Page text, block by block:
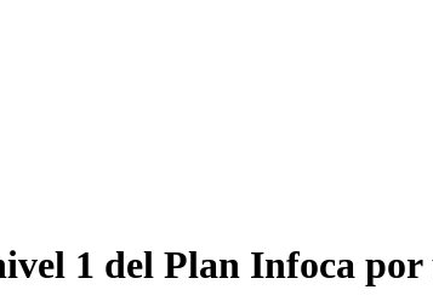
1 del Plan Infoca